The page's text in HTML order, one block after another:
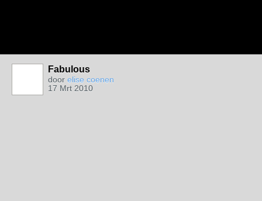
Fabulous
door elise coenen
17 Mrt 2010